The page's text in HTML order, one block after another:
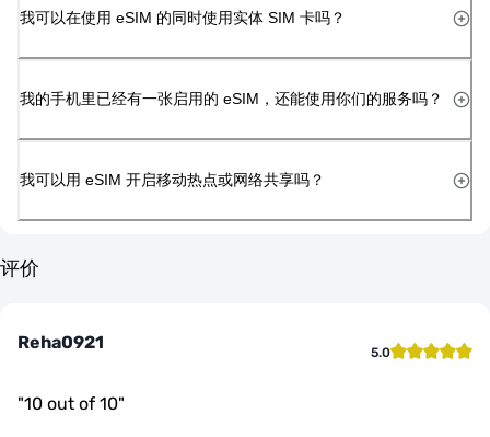
我可以在使用 eSIM 的同时使用实体 SIM 卡吗？
我的手机里已经有一张启用的 eSIM，还能使用你们的服务吗？
我可以用 eSIM 开启移动热点或网络共享吗？
评价
Reha0921 5.0
"10 out of 10"